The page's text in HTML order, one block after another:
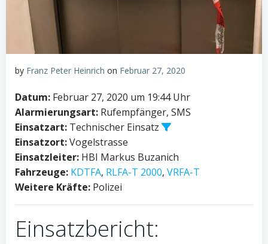
by Franz Peter Heinrich on Februar 27, 2020
Datum: Februar 27, 2020 um 19:44 Uhr
Alarmierungsart: Rufempfänger, SMS
Einsatzart: Technischer Einsatz
Einsatzort:Vogelstrasse
Einsatzleiter: HBI Markus Buzanich
Fahrzeuge: KDTFA, RLFA-T 2000, VRFA-T
Weitere Kräfte: Polizei
Einsatzbericht: